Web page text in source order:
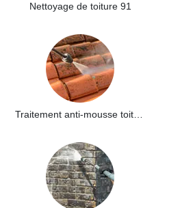
Nettoyage de toiture 91